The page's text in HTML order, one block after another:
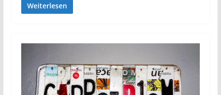
Weiterlesen